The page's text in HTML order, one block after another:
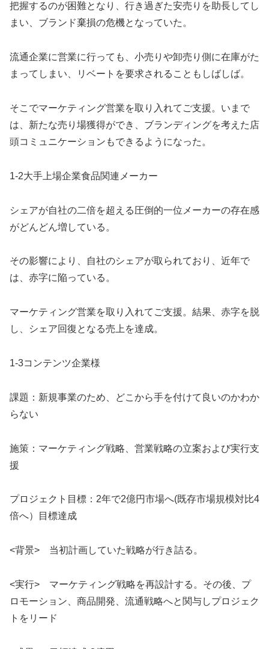
把握するのが困難となり、行き過ぎた安売りを助長してし
まい、ブランド棄損の危機となっていた。
流通企業に営業に行っても、小売りや卸売り側に在庫がた
まってしまい、リベートを要求されることもしばしば。
そこでマーケティング営業を取り入れてご支援。いまで
は、新たな売り場獲得ができ、ブランディングを考えた店
頭コミュニケーションもできるようになった。
1-2大手上場企業食品関連メーカー
シェアが自社の二倍を超える圧倒的一位メーカーの存在感
がどんどん増している。
その影響により、自社のシェアが取られており、近年で
は、赤字に陥っている。
マーケティング営業を取り入れてご支援。結果、赤字を脱
し、シェア回復となる売上を達成。
1-3コンテンツ企業様
課題：新規事業のため、どこから手を付けて良いのかわか
らない
施策：マーケティング戦略、営業戦略の立案および実行支
援
プロジェクト目標：2年で2億円市場へ(既存市場規模対比4
倍へ）目標達成
<背景> 当初計画していた戦略が行き詰る。
<実行> マーケティング戦略を再設計する。その後、プ
ロモーション、商品開発、流通戦略へと関与しプロジェク
トをリード